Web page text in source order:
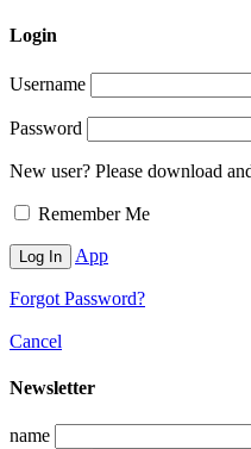
Login
Username
Password
New user? Please download
Remember Me
App
Forgot Password?
Cancel
Newsletter
name